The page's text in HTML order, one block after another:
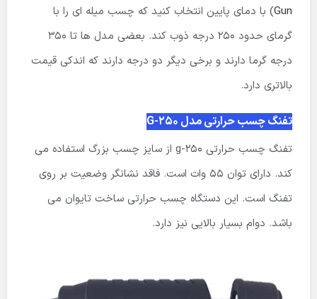
Gun) با دمای پایین انتخاب کنید که چسب میله ای را با
گرمای حدود 250 درجه ذوب کند. بعضی مدل ها تا 350
درجه گرما دارند و برخی دیگر دو درجه دارند که اندکی قیمت
بالاتری دارد.
تفنگ چسب حرارتی مدل G-250
تفنگ چسب حرارتی g-250 از سایز چسب بزرگ استفاده می
کند. دارای توان 55 وات است. فاقد نشانگر وضعیت بر روی
تفنگ است. این دستگاه چسب حرارتی ساخت تایوان می
باشد. دوام بسیار بالایی نیز دارد.